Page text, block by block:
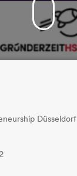
Düsseldorf